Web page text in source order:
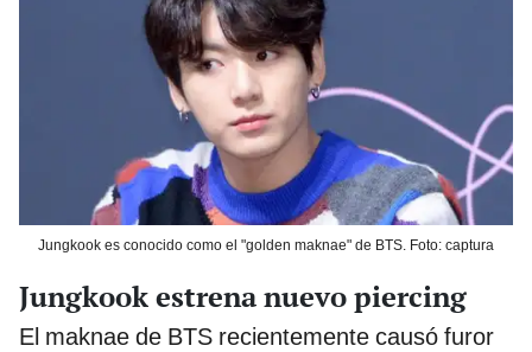
Jungkook es conocido como el "golden maknae" de BTS. Foto: captura
Jungkook estrena nuevo piercing
El maknae de BTS recientemente causó furor